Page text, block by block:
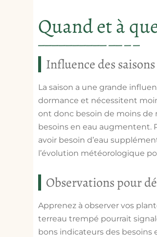
Quand et à
Influence des
La saison a une grande
dormance et nécessitent
ont donc besoin de moins de
besoins en eau augmentent.
avoir besoin d’eau
l’évolution météorologique
Observations pour
Apprenez à observer vos
terreau trempé pourrait
bons indicateurs des besoins